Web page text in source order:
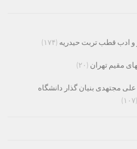
ادب قطب تربت حیدریه (۱۷۴)
مقیم تهران (۲۰)
مجتهدی بنیان گذار دانشگاه
(۱۰۷)